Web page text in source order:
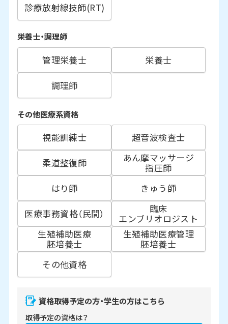
診療放射線技師(RT)
栄養士・調理師
管理栄養士
栄養士
調理師
その他医療系資格
視能訓練士
超音波検査士
柔道整復師
あん摩マッサージ
指圧師
はり師
きゅう師
医療事務資格（民間）
臨床
エンブリオロジスト
生殖補助医療
胚培養士
生殖補助医療管理
胚培養士
その他資格
資格取得予定の方・学生の方はこちら
取得予定の資格は？